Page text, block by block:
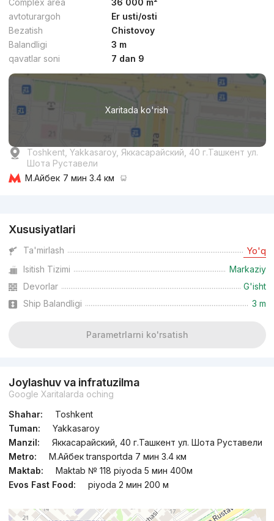
dan сўм/m²
Topshirildi 2025,Best House Building
TJ «Via Port»
+998 (90) 120...
Qulaylik
dan20.7 mln
Topshirilishi 4kv 2026,Somang
TJ «Seoul Riverside»
+998 (71) 230...
Complex area
36 000 m²
avtoturargoh
Er usti/osti
Bezatish
Chistovoy
Balandligi
3 m
qavatlar soni
7 dan 9
Xaritada ko'rish
Toshkent, Yakkasaroy, Яккасарайский, 40 г.Ташкент ул.
Шота Руставели
М.Айбек 7 мин 3.4 км
Xususiyatlari
Ta'mirlash Yo'q
Isitish Tizimi
Markaziy
Devorlar
G'isht
Ship Balandligi
3 m
Parametrlarni ko'rsatish
Joylashuv va infratuzilma
Google Xaritalarda oching
Shahar:
Toshkent
Tuman:
Yakkasaroy
Manzil:
Яккасарайский, 40 г.Ташкент ул. Шота Руставели
Metro:
М.Айбек transportda 7 мин 3.4 км
Maktab:
Maktab № 118 piyoda 5 мин 400м
Evos Fast Food:
piyoda 2 мин 200 м